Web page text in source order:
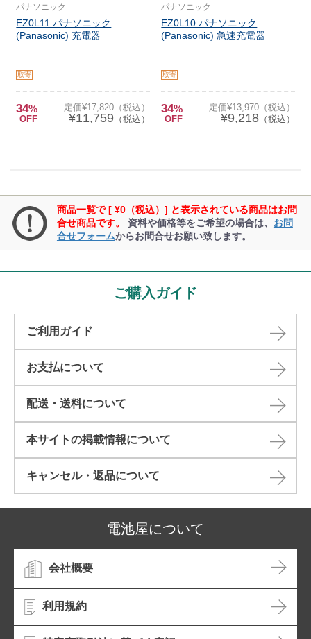
パナソニック
EZ0L11 パナソニック
(Panasonic) 充電器
取寄
34%
OFF
定価¥17,820（税込）
¥11,759 （税込）
パナソニック
EZ0L10 パナソニック
(Panasonic) 急速充電器
取寄
34%
OFF
定価¥13,970（税込）
¥9,218（税込）
商品一覧で [ ¥0（税込）] と表示されている商品はお問
合せ商品です。
資料や価格等をご希望の場合は、 お問
合せフォームからお問合せお願い致します。
ご購入ガイド
ご利用ガイド
お支払について
配送・送料について
本サイトの掲載情報について​
キャンセル・返品について​
電池屋について
会社概要
利用規約